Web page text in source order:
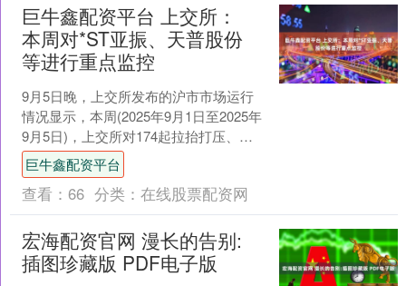
巨牛鑫配资平台 上交所：
本周对*ST亚振、天普股份
等进行重点监控
9月5日晚，上交所发布的沪市市场运行
情况显示，本周(2025年9月1日至2025年
9月5日)，上交所对174起拉抬打压、虚
假申报等证券异常交易行为采取了自律
监管....
巨牛鑫配资平台
查看： 66 分类： 在线股票配资网
宏海配资官网 漫长的告别:
插图珍藏版 PDF电子版